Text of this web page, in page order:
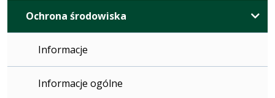
Ochrona środowiska
Informacje
Informacje ogólne